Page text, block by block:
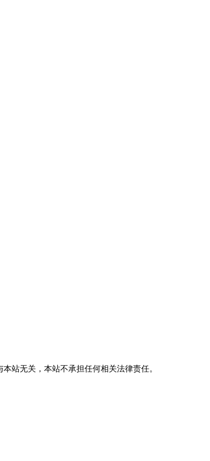
站无关，本站不承担任何相关法律责任。